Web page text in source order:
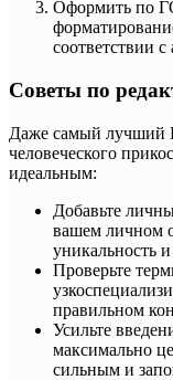
Оформить по
соответствии
Советы по
Даже самый лучший
человеческого
идеальным:
Добавьте
вашем личном
уникальность
Проверьте
правильном
Усильте
максимально
сильным и